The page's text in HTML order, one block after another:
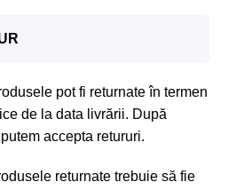
pot fi returnate în termen
de la data livrării. După
accepta retururi.
returnate trebuie să fie